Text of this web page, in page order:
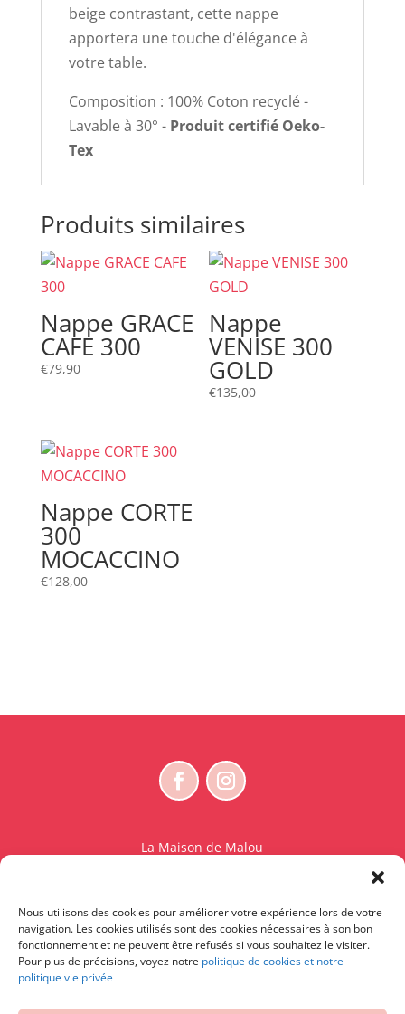
Nous utilisons des cookies pour améliorer votre expérience lors de votre
navigation. Les cookies utilisés sont des cookies nécessaires à son bon
fonctionnement et ne peuvent être refusés si vous souhaitez le visiter.
Pour plus de précisions, voyez notre politique de cookies et notre
politique vie privée
beige contrastant, cette nappe
apportera une touche d'élégance à
votre table.
Composition : 100% Coton recyclé -
Lavable à 30° - Produit certifié Oeko-
Tex
Produits similaires
Nappe GRACE
CAFE 300
€79,90
Nappe
VENISE 300
GOLD
€135,00
Nappe CORTE
300
MOCACCINO
€128,00
La Maison de Malou
BE 0765.825.589
© La Maison de Malou – TDM interdit sauf accord
écrit préalable | Entraînement d’IA strictement
interdit.